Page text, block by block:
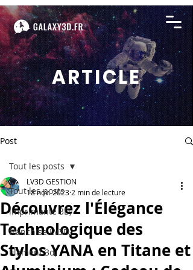
ARTICLE
Post
Tout les posts
imprimante 3D,
franchise LV3D,
filament 3d,
Tout les posts
Découvrez l'Élégance
Technologique des
Stylos YANA en Titane et
LV3D GESTION
18 nov. 2023 2 min de lecture